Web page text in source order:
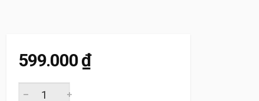
599.000₫